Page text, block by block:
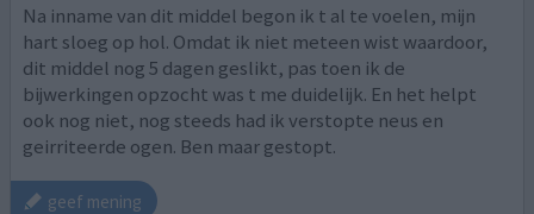
Na inname van dit middel begon ik t al te voelen, mijn
hart sloeg op hol. Omdat ik niet meteen wist waardoor,
dit middel nog 5 dagen geslikt, pas toen ik de
bijwerkingen opzocht was t me duidelijk. En het helpt
ook nog niet, nog steeds had ik verstopte neus en
geirriteerde ogen. Ben maar gestopt.
geef mening